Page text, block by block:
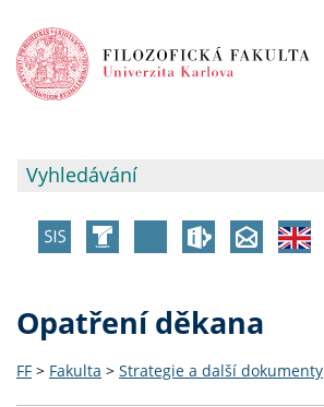
Opatření děkana
FF > Fakulta > Strategie a další dokumenty